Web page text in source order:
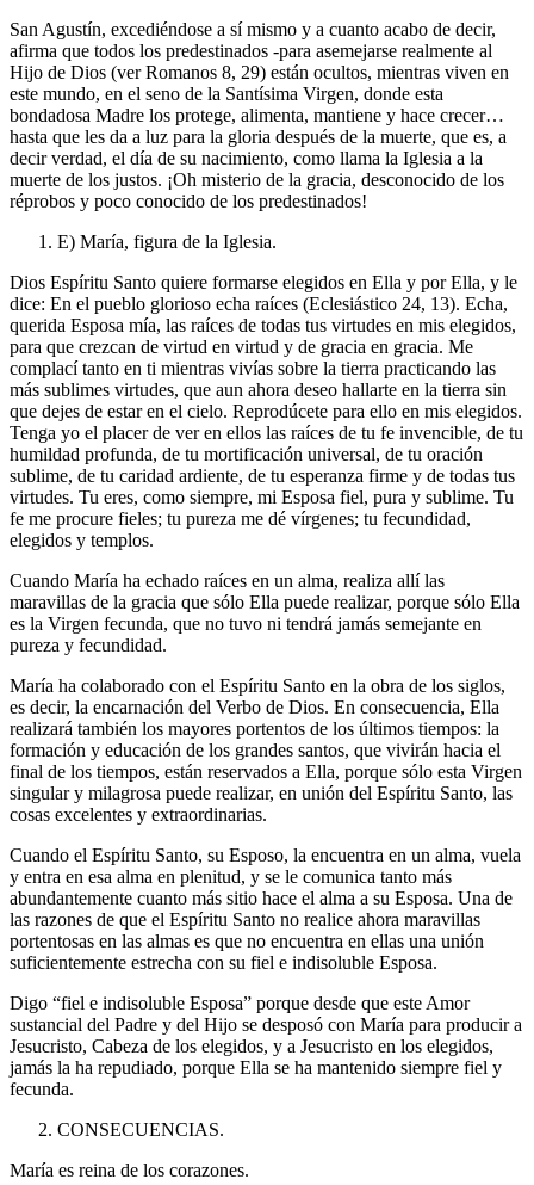
San Agustín, excediéndose a sí mismo y a cuanto acabo de decir,
afirma que todos los predestinados -para asemejarse realmente al
Hijo de Dios (ver Romanos 8, 29) están ocultos, mientras viven en
este mundo, en el seno de la Santísima Virgen, donde esta
bondadosa Madre los protege, alimenta, mantiene y hace crecer…
hasta que les da a luz para la gloria después de la muerte, que es, a
decir verdad, el día de su nacimiento, como llama la Iglesia a la
muerte de los justos. ¡Oh misterio de la gracia, desconocido de los
réprobos y poco conocido de los predestinados!
E) María, figura de la Iglesia.
Dios Espíritu Santo quiere formarse elegidos en Ella y por Ella, y le
dice: En el pueblo glorioso echa raíces (Eclesiástico 24, 13). Echa,
querida Esposa mía, las raíces de todas tus virtudes en mis elegidos,
para que crezcan de virtud en virtud y de gracia en gracia. Me
complací tanto en ti mientras vivías sobre la tierra practicando las
más sublimes virtudes, que aun ahora deseo hallarte en la tierra sin
que dejes de estar en el cielo. Reprodúcete para ello en mis elegidos.
Tenga yo el placer de ver en ellos las raíces de tu fe invencible, de tu
humildad profunda, de tu mortificación universal, de tu oración
sublime, de tu caridad ardiente, de tu esperanza firme y de todas tus
virtudes. Tu eres, como siempre, mi Esposa fiel, pura y sublime. Tu
fe me procure fieles; tu pureza me dé vírgenes; tu fecundidad,
elegidos y templos.
Cuando María ha echado raíces en un alma, realiza allí las
maravillas de la gracia que sólo Ella puede realizar, porque sólo Ella
es la Virgen fecunda, que no tuvo ni tendrá jamás semejante en
pureza y fecundidad.
María ha colaborado con el Espíritu Santo en la obra de los siglos,
es decir, la encarnación del Verbo de Dios. En consecuencia, Ella
realizará también los mayores portentos de los últimos tiempos: la
formación y educación de los grandes santos, que vivirán hacia el
final de los tiempos, están reservados a Ella, porque sólo esta Virgen
singular y milagrosa puede realizar, en unión del Espíritu Santo, las
cosas excelentes y extraordinarias.
Cuando el Espíritu Santo, su Esposo, la encuentra en un alma, vuela
y entra en esa alma en plenitud, y se le comunica tanto más
abundantemente cuanto más sitio hace el alma a su Esposa. Una de
las razones de que el Espíritu Santo no realice ahora maravillas
portentosas en las almas es que no encuentra en ellas una unión
suficientemente estrecha con su fiel e indisoluble Esposa.
Digo “fiel e indisoluble Esposa” porque desde que este Amor
sustancial del Padre y del Hijo se desposó con María para producir a
Jesucristo, Cabeza de los elegidos, y a Jesucristo en los elegidos,
jamás la ha repudiado, porque Ella se ha mantenido siempre fiel y
fecunda.
CONSECUENCIAS.
María es reina de los corazones.